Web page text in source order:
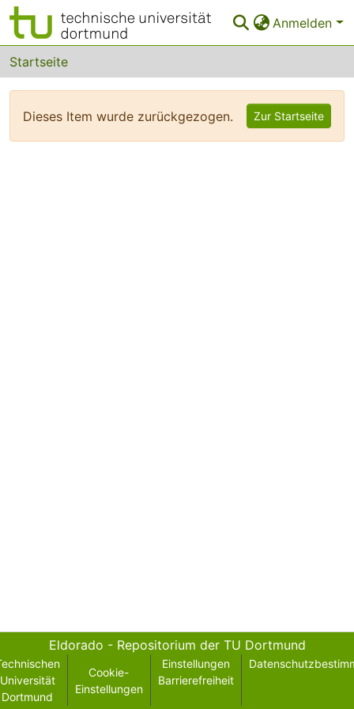
Anmelden
Bereiche & Sammlungen
Das gesamte Repositorium
FAQ
Startseite
Dieses Item wurde zurückgezogen. Zur Startseite
Eldorado - Repositorium der TU Dortmund
Universität
Dortmund
Cookie-
Einstellungen
Einstellungen
Barrierefreiheit